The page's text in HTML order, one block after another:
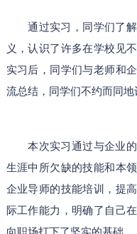
通过实习，同学们了
义，认识了许多在学校见
实习后，同学们与老师和
流总结，同学们不约而同
本次实习通过与企业
生涯中所欠缺的技能和本
企业导师的技能培训，提
际工作能力，明确了自己
向职场打下了坚实的基础。